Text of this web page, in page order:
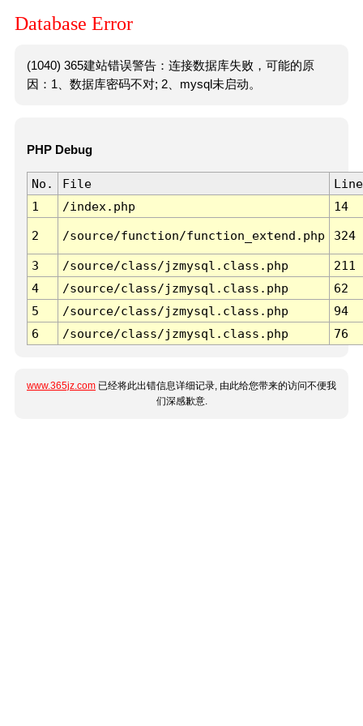
Database Error
(1040) 365建站错误警告：连接数据库失败，可能的原
因：1、数据库密码不对; 2、mysql未启动。
PHP Debug
No. File
Line
1
/index.php 14
2 /source/function/function_extend.php 324
3 /source/class/jzmysql.class.php
211
4
/source/class/jzmysql.class.php
62
5
/source/class/jzmysql.class.php
94
6
/source/class/jzmysql.class.php 76
www.365jz.com 已经将此出错信息详细记录, 由此给您带来的访问不便我
们深感歉意.